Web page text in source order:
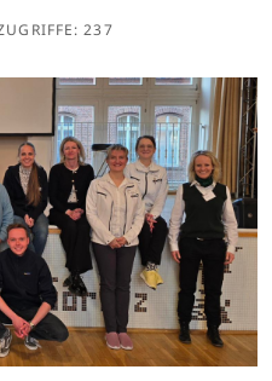
237